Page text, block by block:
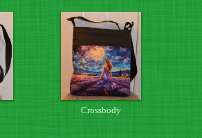
Crossbody